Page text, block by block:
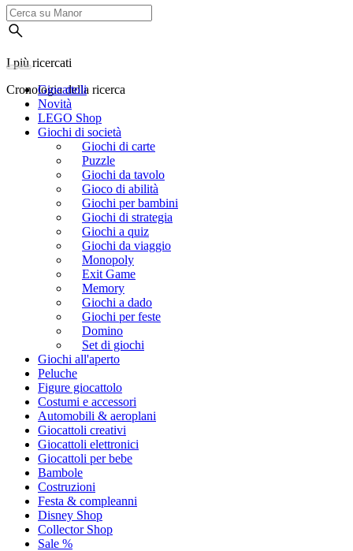
I più ricercati
Cronologia della ricerca
Giocattoli
Novità
LEGO Shop
Giochi di società
Giochi di carte
Puzzle
Giochi da tavolo
Gioco di abilità
Giochi per bambini
Giochi di strategia
Giochi a quiz
Giochi da viaggio
Monopoly
Exit Game
Memory
Giochi a dado
Giochi per feste
Domino
Set di giochi
Giochi all'aperto
Peluche
Figure giocattolo
Costumi e accessori
Automobili & aeroplani
Giocattoli creativi
Giocattoli elettronici
Giocattoli per bebe
Bambole
Costruzioni
Festa & compleanni
Disney Shop
Collector Shop
Sale %